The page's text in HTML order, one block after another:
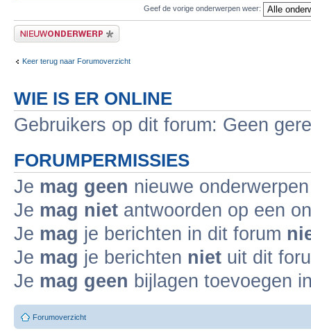
Geef de vorige onderwerpen weer:
Plaats een nieuw bericht
Keer terug naar Forumoverzicht
WIE IS ER ONLINE
Gebruikers op dit forum: Geen
FORUMPERMISSIES
Je mag geen nieuwe
Je mag niet antwoorden op een
Je mag je berichten in dit forum
Je mag je berichten niet uit dit
Je mag geen bijlagen toevoegen
Forumoverzicht